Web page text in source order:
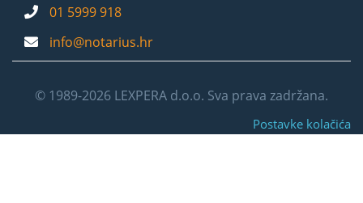
01 5999 918
info@notarius.hr
© 1989-2026 LEXPERA d.o.o. Sva prava zadržana.
Postavke kolačića